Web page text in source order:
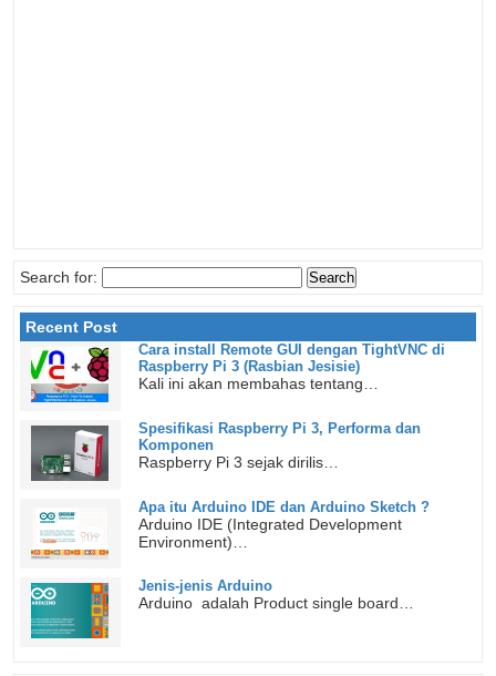
Search for:
Recent Post
Cara install Remote GUI dengan TightVNC di
Raspberry Pi 3 (Rasbian Jesisie)
Kali ini akan membahas tentang…
Spesifikasi Raspberry Pi 3, Performa dan
Komponen
Raspberry Pi 3 sejak dirilis…
Apa itu Arduino IDE dan Arduino Sketch ?
Arduino IDE (Integrated Development
Environment)…
Jenis-jenis Arduino
Arduino adalah Product single board…